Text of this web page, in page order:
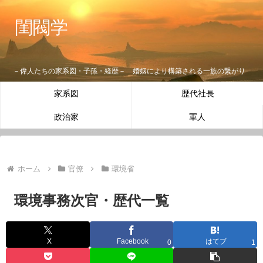
閨閥学
－偉人たちの家系図・子孫・経歴－ 婚姻により構築される一族の繋がり
家系図 歴代社長
政治家 軍人
ホーム 官僚 環境省
環境事務次官・歴代一覧
X Facebook 0 はてブ 1